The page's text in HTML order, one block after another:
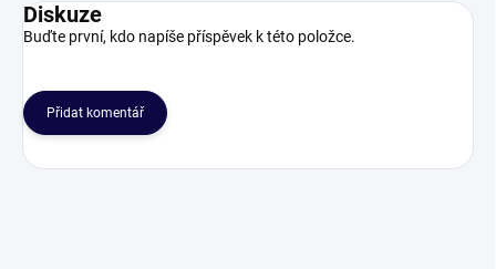
Diskuze
Buďte první, kdo napíše příspěvek k této položce.
Přidat komentář